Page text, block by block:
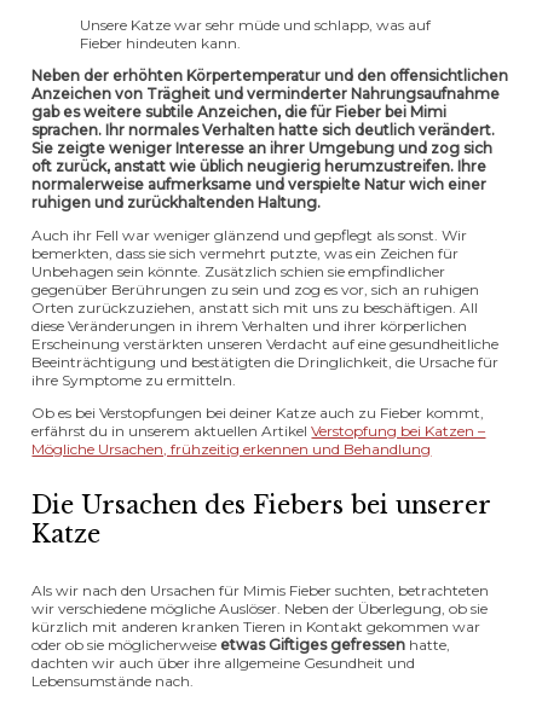
Unsere Katze war sehr müde und schlapp, was auf
Fieber hindeuten kann.
Neben der erhöhten Körpertemperatur und den offensichtlichen
Anzeichen von Trägheit und verminderter Nahrungsaufnahme
gab es weitere subtile Anzeichen, die für Fieber bei Mimi
sprachen. Ihr normales Verhalten hatte sich deutlich verändert.
Sie zeigte weniger Interesse an ihrer Umgebung und zog sich
oft zurück, anstatt wie üblich neugierig herumzustreifen. Ihre
normalerweise aufmerksame und verspielte Natur wich einer
ruhigen und zurückhaltenden Haltung.
Auch ihr Fell war weniger glänzend und gepflegt als sonst. Wir
bemerkten, dass sie sich vermehrt putzte, was ein Zeichen für
Unbehagen sein könnte. Zusätzlich schien sie empfindlicher
gegenüber Berührungen zu sein und zog es vor, sich an ruhigen
Orten zurückzuziehen, anstatt sich mit uns zu beschäftigen. All
diese Veränderungen in ihrem Verhalten und ihrer körperlichen
Erscheinung verstärkten unseren Verdacht auf eine gesundheitliche
Beeinträchtigung und bestätigten die Dringlichkeit, die Ursache für
ihre Symptome zu ermitteln.
Ob es bei Verstopfungen bei deiner Katze auch zu Fieber kommt,
erfährst du in unserem aktuellen ArtikelVerstopfung bei Katzen –
Mögliche Ursachen, frühzeitig erkennen und Behandlung
Die Ursachen des Fiebers bei unserer
Katze
Als wir nach den Ursachen für Mimis Fieber suchten, betrachteten
wir verschiedene mögliche Auslöser. Neben der Überlegung, ob sie
kürzlich mit anderen kranken Tieren in Kontakt gekommen war
oder ob sie möglicherweiseetwas Giftiges gefressen hatte,
dachten wir auch über ihre allgemeine Gesundheit und
Lebensumstände nach.